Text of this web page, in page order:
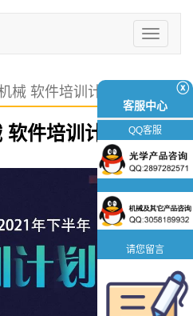
切
换
械 软件培训计划
件培训计划
ⓧ
客服中心
QQ客服
请您留言